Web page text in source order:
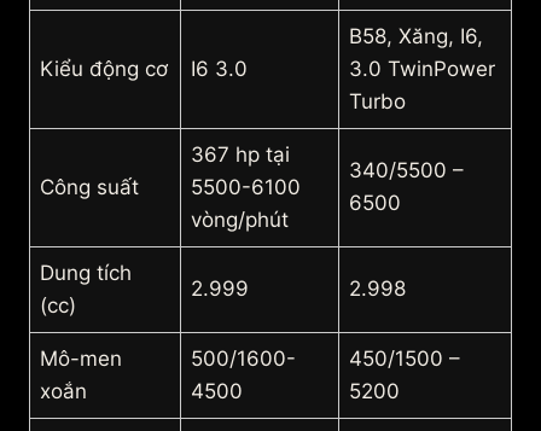
Kiểu động cơ I6 3.0
B58, Xăng, I6,
3.0 TwinPower
Turbo
Công suất
367 hp tại
5500-6100
vòng/phút
340/5500 –
6500
Dung tích
(cc)
2.999 2.998
Mô-men
xoắn
500/1600-
4500
450/1500 –
5200